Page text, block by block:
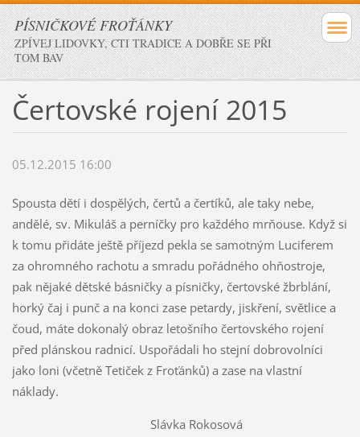
PÍSNIČKOVÉ FROŤÁNKY
ZPÍVEJ LIDOVKY, CTI TRADICE A DOBŘE SE PŘI
TOM BAV
Čertovské rojení 2015
05.12.2015 16:00
Spousta dětí i dospělých, čertů a čertíků, ale taky nebe,
andělé, sv. Mikuláš a perníčky pro každého mrňouse. Když si
k tomu přidáte ještě příjezd pekla se samotným Luciferem
za ohromného rachotu a smradu pořádného ohňostroje,
pak nějaké dětské básničky a písničky, čertovské žbrblání,
horký čaj i punč a na konci zase petardy, jiskření, světlice a
čoud, máte dokonalý obraz letošního čertovského rojení
před plánskou radnicí. Uspořádali ho stejní dobrovolníci
jako loni (včetně Tetiček z Froťánků) a zase na vlastní
náklady.
Slávka Rokosová